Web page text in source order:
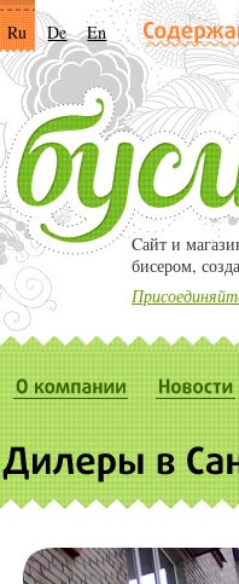
Ru De En
Cайт и
бисером,